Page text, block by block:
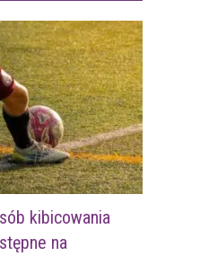
kibicowania
na